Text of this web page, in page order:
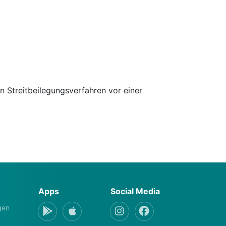
Streitbeilegungsverfahren vor einer
Apps Social Media